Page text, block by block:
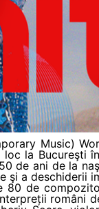
Music)
la Bucureşti
de ani de la
şi a deschiderii
80 de
români